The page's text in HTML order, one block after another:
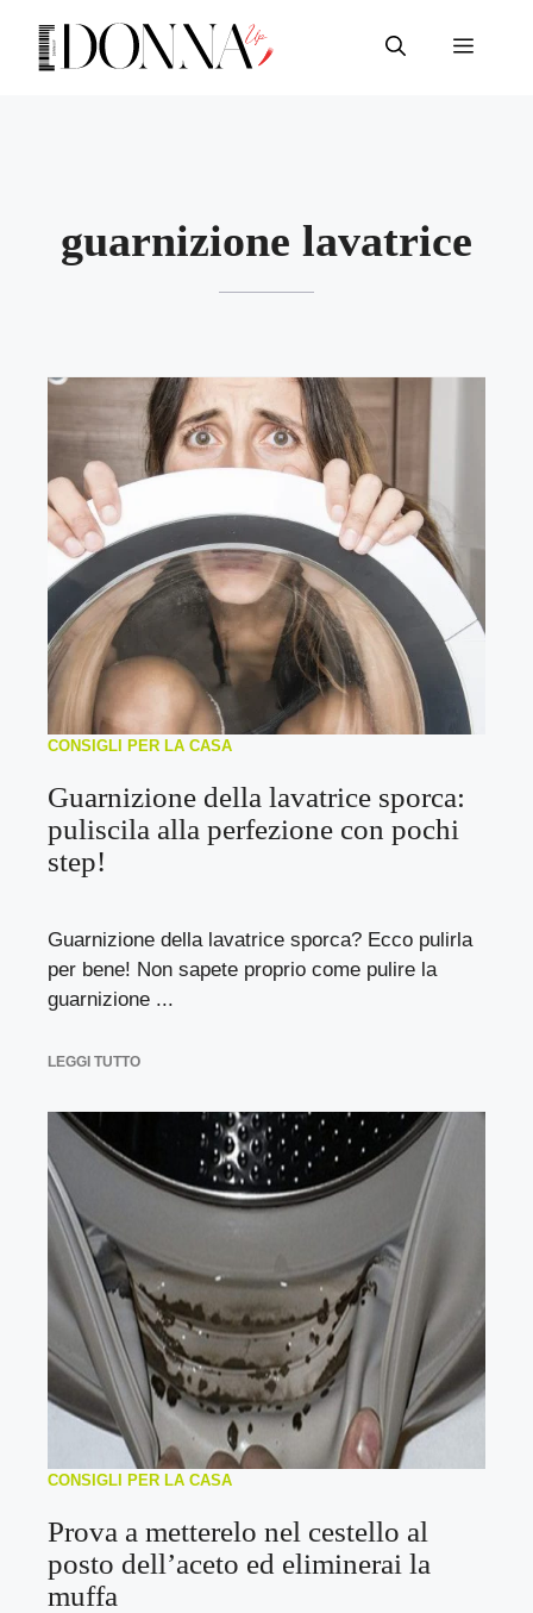
contenuto
Menu
guarnizione lavatrice
CONSIGLI PER LA CASA
Guarnizione della lavatrice sporca:
puliscila alla perfezione con pochi
step!
Guarnizione della lavatrice sporca? Ecco pulirla
per bene! Non sapete proprio come pulire la
guarnizione ...
LEGGI TUTTO
CONSIGLI PER LA CASA
Prova a metterelo nel cestello al
posto dell’aceto ed eliminerai la
muffa